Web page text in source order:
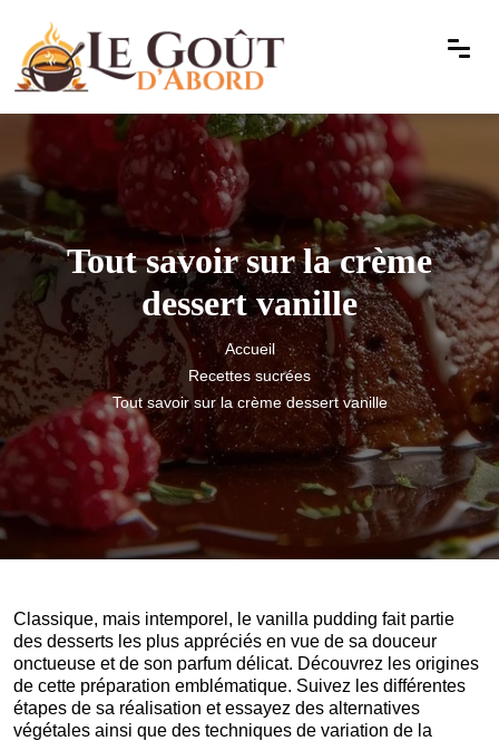
Tout savoir sur la crème
dessert vanille
Accueil
Recettes sucrées
Tout savoir sur la crème dessert vanille
Classique, mais intemporel, le vanilla pudding fait partie
des desserts les plus appréciés en vue de sa douceur
onctueuse et de son parfum délicat. Découvrez les origines
de cette préparation emblématique. Suivez les différentes
étapes de sa réalisation et essayez des alternatives
végétales ainsi que des techniques de variation de la